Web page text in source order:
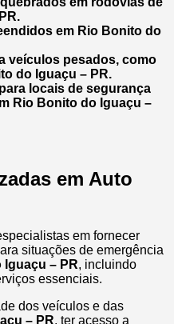
em Rio Bonito do
veículos pesados, como
do Iguaçu – PR.
locais de segurança
Rio Bonito do Iguaçu –
em Auto
em fornecer
situações de emergência
Iguaçu – PR, incluindo
essenciais.
dos veículos e das
– PR, ter acesso a